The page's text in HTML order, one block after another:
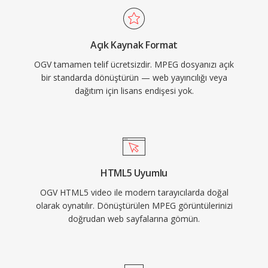
veya lisanslı codec&#039;lere bağımlı olmadan
işleyebildiğini göstererek yerel OGV desteği
sunmuştur. Format ayrıca Ogg kapsayıcısı
içinde FLAC kayıpsız ses, Kate altyazı akışları ve
Skeleton meta verilerini destekler. WebM ve
AV1 açık kaynak video alanında OGV&#039;nın
ve patent endişelerinden tamamen arınmış
Açık Kaynak Format
OGV tamamen telif ücretsizdir. MPEG dosyanızı açık
bir standarda dönüştürün — web yayıncılığı veya
dağıtım için lisans endişesi yok.
HTML5 Uyumlu
OGV HTML5 video ile modern tarayıcılarda doğal
olarak oynatılır. Dönüştürülen MPEG görüntülerinizi
doğrudan web sayfalarına gömün.